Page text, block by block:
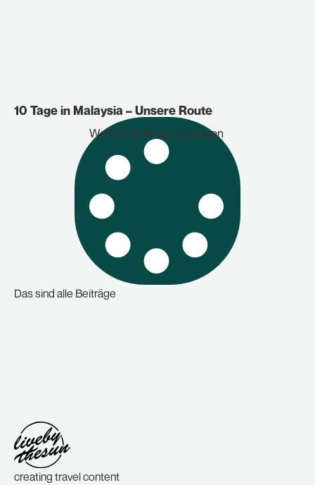
10 Tage in Malaysia – Unsere Route
Weitere Beiträge anzeigen
Das sind alle Beiträge
creating travel content